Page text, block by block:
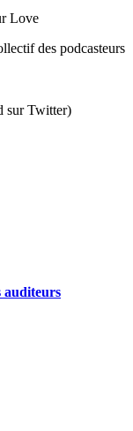
Love
des podcasteurs
sur Twitter)
auditeurs